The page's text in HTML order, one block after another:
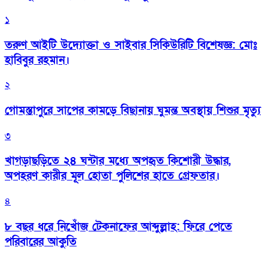
১
তরুণ আইটি উদ্যোক্তা ও সাইবার সিকিউরিটি বিশেষজ্ঞ: মোঃ
হাবিবুর রহমান।
২
গোমস্তাপুরে সাপের কামড়ে বিছানায় ঘুমন্ত অবস্থায় শিশুর মৃত্যু
৩
খাগড়াছড়িতে ২৪ ঘন্টার মধ্যে অপহৃত কিশোরী উদ্ধার,
অপহরণ কারীর মূল হোতা পুলিশের হাতে গ্রেফতার।
৪
৮ বছর ধরে নিখোঁজ টেকনাফের আব্দুল্লাহ: ফিরে পেতে
পরিবারের আকুতি